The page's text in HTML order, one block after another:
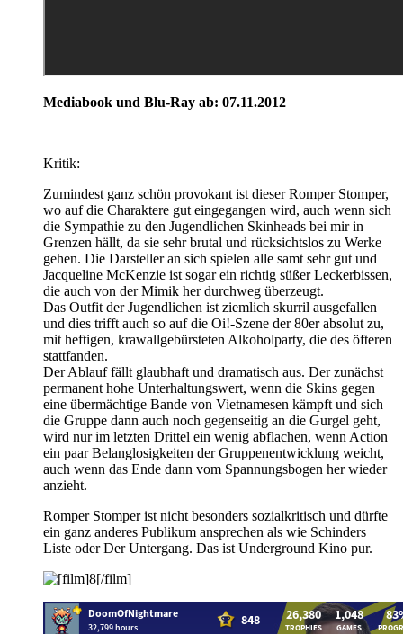
Mediabook und Blu-Ray ab: 07.11.2012
Kritik:
Zumindest ganz schön provokant ist dieser Romper Stomper,
wo auf die Charaktere gut eingegangen wird, auch wenn sich
die Sympathie zu den Jugendlichen Skinheads bei mir in
Grenzen hällt, da sie sehr brutal und rücksichtslos zu Werke
gehen. Die Darsteller an sich spielen alle samt sehr gut und
Jacqueline McKenzie ist sogar ein richtig süßer Leckerbissen,
die auch von der Mimik her durchweg überzeugt.
Das Outfit der Jugendlichen ist ziemlich skurril ausgefallen
und dies trifft auch so auf die Oi!-Szene der 80er absolut zu,
mit heftigen, krawallgebürsteten Alkoholparty, die des öfteren
stattfanden.
Der Ablauf fällt glaubhaft und dramatisch aus. Der zunächst
permanent hohe Unterhaltungswert, wenn die Skins gegen
eine übermächtige Bande von Vietnamesen kämpft und sich
die Gruppe dann auch noch gegenseitig an die Gurgel geht,
wird nur im letzten Drittel ein wenig abflachen, wenn Action
ein paar Belanglosigkeiten der Gruppenentwicklung weicht,
auch wenn das Ende dann vom Spannungsbogen her wieder
anzieht.
Romper Stomper ist nicht besonders sozialkritisch und dürfte
ein ganz anderes Publikum ansprechen als wie Schinders
Liste oder Der Untergang. Das ist Underground Kino pur.